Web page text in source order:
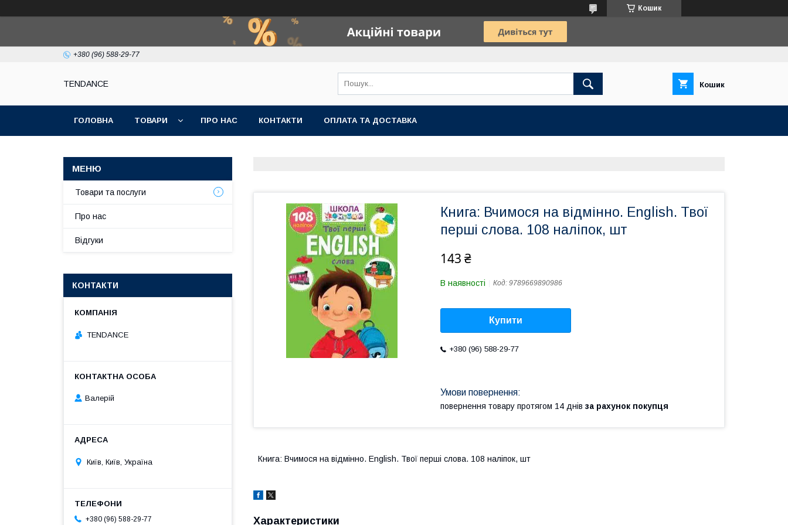
Кошик
+380 (96) 588-29-77
TENDANCE Кошик
ГОЛОВНА ТОВАРИ ПРО НАС КОНТАКТИ ОПЛАТА ТА ДОСТАВКА
Книга: Вчимося на відмінно. English. Твої
перші слова. 108 наліпок, шт
143 ₴
В наявності Код: 9789669890986
Купити
+380 (96) 588-29-77
повернення товару протягом 14 днів за рахунок покупця
Книга: Вчимося на відмінно. English. Твої перші слова. 108 наліпок, шт
Характеристики
Товари та послуги
Про нас
Відгуки
КОНТАКТИ
TENDANCE
Валерій
Київ, Київ, Україна
+380 (96) 588-29-77